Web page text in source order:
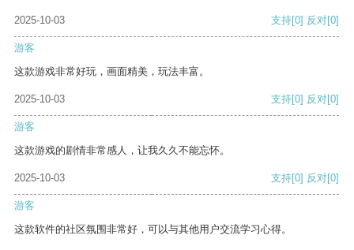
2025-10-03 支持[0] 反对[0]
游客
这款游戏非常好玩，画面精美，玩法丰富。
2025-10-03 支持[0] 反对[0]
游客
这款游戏的剧情非常感人，让我久久不能忘怀。
2025-10-03 支持[0] 反对[0]
游客
这款软件的社区氛围非常好，可以与其他用户交流学习心得。